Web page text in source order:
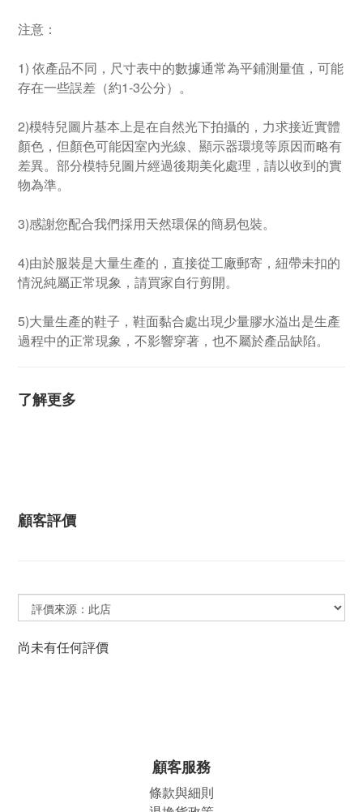
注意：
1) 依產品不同，尺寸表中的數據通常為平鋪測量值，可能
存在一些誤差（約1-3公分）。
2)模特兒圖片基本上是在自然光下拍攝的，力求接近實體
顏色，但顏色可能因室內光線、顯示器環境等原因而略有
差異。部分模特兒圖片經過後期美化處理，請以收到的實
物為準。
3)感謝您配合我們採用天然環保的簡易包裝。
4)由於服裝是大量生產的，直接從工廠郵寄，紐帶未扣的
情況純屬正常現象，請買家自行剪開。
5)大量生產的鞋子，鞋面黏合處出現少量膠水溢出是生產
過程中的正常現象，不影響穿著，也不屬於產品缺陷。
了解更多
顧客評價
尚未有任何評價
顧客服務
條款與細則